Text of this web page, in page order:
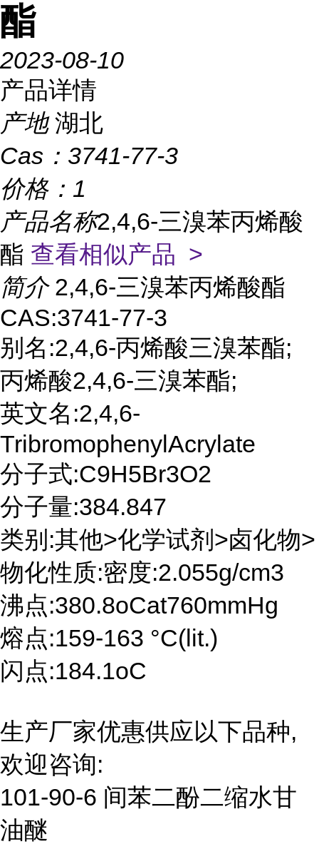
酯
2023-08-10
产品详情
产地 湖北
Cas： 3741-77-3
价格： 1
产品名称2,4,6-三溴苯丙烯酸
酯 查看相似产品 >
简介 2,4,6-三溴苯丙烯酸酯
CAS:3741-77-3
别名:2,4,6-丙烯酸三溴苯酯;
丙烯酸2,4,6-三溴苯酯;
英文名:2,4,6-
TribromophenylAcrylate
分子式:C9H5Br3O2
分子量:384.847
类别:其他>化学试剂>卤化物>
物化性质:密度:2.055g/cm3
沸点:380.8oCat760mmHg
熔点:159-163 °C(lit.)
闪点:184.1oC
生产厂家优惠供应以下品种,
欢迎咨询:
101-90-6 间苯二酚二缩水甘
油醚